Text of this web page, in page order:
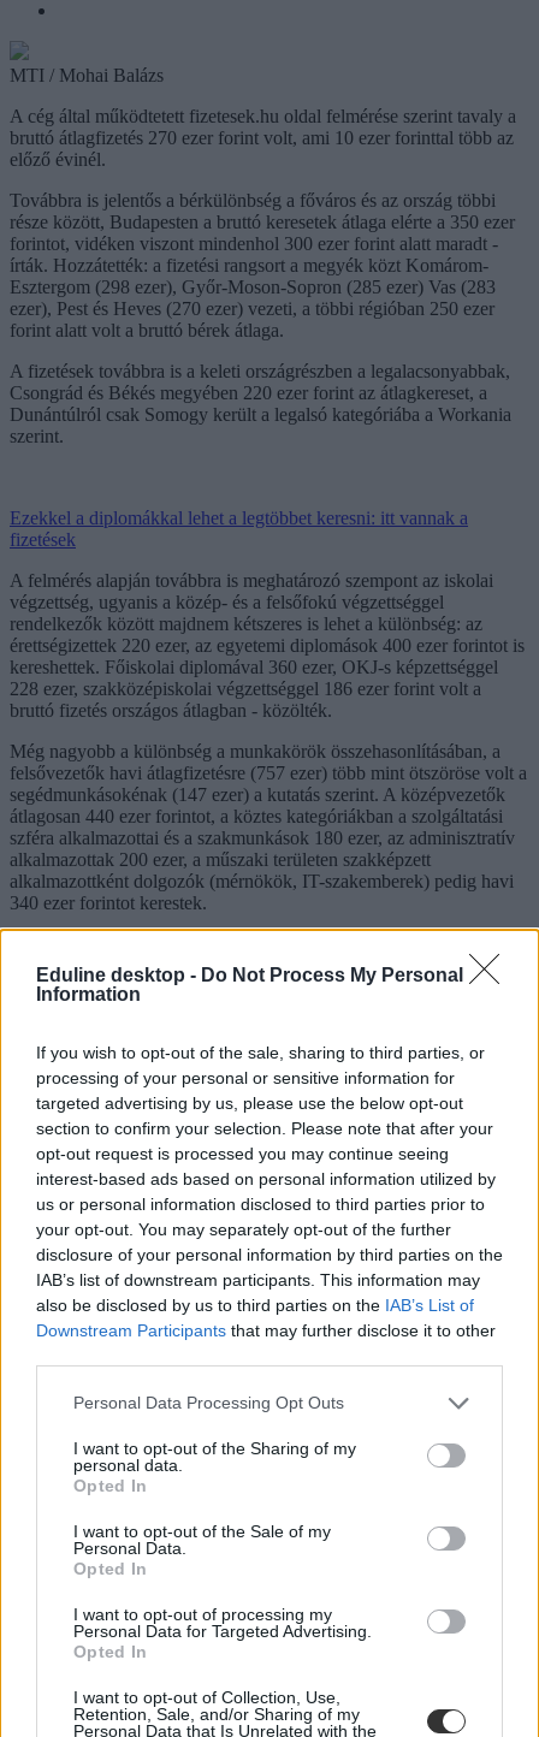
Eduline desktop - Do Not Process My Personal
Information
If you wish to opt-out of the sale, sharing to third parties, or
processing of your personal or sensitive information for
targeted advertising by us, please use the below opt-out
section to confirm your selection. Please note that after your
opt-out request is processed you may continue seeing
interest-based ads based on personal information utilized by
us or personal information disclosed to third parties prior to
your opt-out. You may separately opt-out of the further
disclosure of your personal information by third parties on the
IAB’s list of downstream participants. This information may
also be disclosed by us to third parties on the IAB’s List of
Downstream Participants that may further disclose it to other
Personal Data Processing Opt Outs
I want to opt-out of the Sharing of my
personal data.
Opted In
I want to opt-out of the Sale of my
Personal Data.
Opted In
I want to opt-out of processing my
Personal Data for Targeted Advertising.
Opted In
I want to opt-out of Collection, Use,
Retention, Sale, and/or Sharing of my
Personal Data that Is Unrelated with the
MTI / Mohai Balázs
A cég által működtetett fizetesek.hu oldal felmérése szerint tavaly a
bruttó átlagfizetés 270 ezer forint volt, ami 10 ezer forinttal több az
előző évinél.
Továbbra is jelentős a bérkülönbség a főváros és az ország többi
része között, Budapesten a bruttó keresetek átlaga elérte a 350 ezer
forintot, vidéken viszont mindenhol 300 ezer forint alatt maradt -
írták. Hozzátették: a fizetési rangsort a megyék közt Komárom-
Esztergom (298 ezer), Győr-Moson-Sopron (285 ezer) Vas (283
ezer), Pest és Heves (270 ezer) vezeti, a többi régióban 250 ezer
forint alatt volt a bruttó bérek átlaga.
A fizetések továbbra is a keleti országrészben a legalacsonyabbak,
Csongrád és Békés megyében 220 ezer forint az átlagkereset, a
Dunántúlról csak Somogy került a legalsó kategóriába a Workania
szerint.
Ezekkel a diplomákkal lehet a legtöbbet keresni: itt vannak a
fizetések
A felmérés alapján továbbra is meghatározó szempont az iskolai
végzettség, ugyanis a közép- és a felsőfokú végzettséggel
rendelkezők között majdnem kétszeres is lehet a különbség: az
érettségizettek 220 ezer, az egyetemi diplomások 400 ezer forintot is
kereshettek. Főiskolai diplomával 360 ezer, OKJ-s képzettséggel
228 ezer, szakközépiskolai végzettséggel 186 ezer forint volt a
bruttó fizetés országos átlagban - közölték.
Még nagyobb a különbség a munkakörök összehasonlításában, a
felsővezetők havi átlagfizetésre (757 ezer) több mint ötszöröse volt a
segédmunkásokénak (147 ezer) a kutatás szerint. A középvezetők
átlagosan 440 ezer forintot, a köztes kategóriákban a szolgáltatási
szféra alkalmazottai és a szakmunkások 180 ezer, az adminisztratív
alkalmazottak 200 ezer, a műszaki területen szakképzett
alkalmazottként dolgozók (mérnökök, IT-szakemberek) pedig havi
340 ezer forintot kerestek.
cégeknél a fizetések átlaga 200 ezer forint alatt maradt, az 1000 fő
felettieknél viszont 330 ezer forint volt, a cégek mérete tehát szintén
különbség - állapítja meg a Workania.
gazdaság
bér
fizetés
átlagfizetés
átlagbér
Hozzászólások
felsőoktatásba, mint ahány kollégiumi férőhely
összesen van
Nemcsak abban vannak jelentős különbségek az egyetemek között,
hogy hány kollégiumi férőhely jut a hallgatókra, a térítési díj összege
sem egységes. Míg a BME-n 100 újonnan felvett egyetemistára 76
díjak pedig 9300 és 25 500 forint között mozognak a vizsgált
intézményekben. Megnéztük, hol mekkora a kollégiumi kapacitás,
mennyit kell fizetni, és mi alapján dől el, hogy ki költözhet be.
Felsőoktatás
Szöllősi Anna